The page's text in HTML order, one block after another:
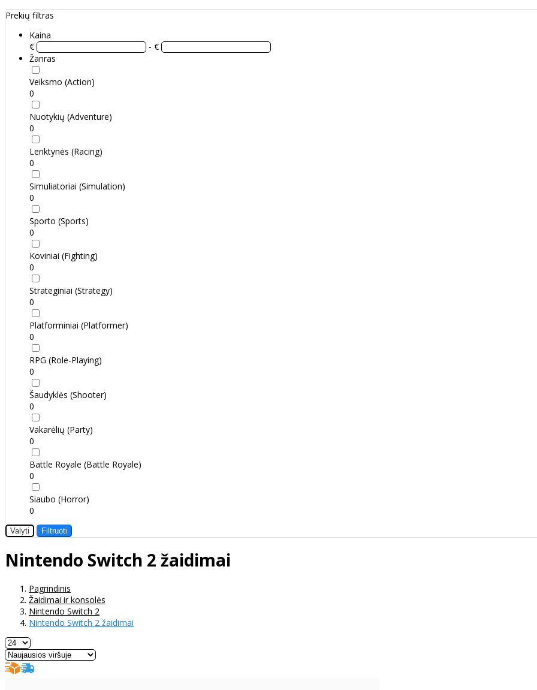
Prekių filtras
Kaina
€
- €
Žanras
Veiksmo (Action)
0
Nuotykių (Adventure)
0
Lenktynės (Racing)
0
Simuliatoriai (Simulation)
0
Sporto (Sports)
0
Koviniai (Fighting)
0
Strateginiai (Strategy)
0
Platforminiai (Platformer)
0
RPG (Role-Playing)
0
Šaudyklės (Shooter)
0
Vakarėlių (Party)
0
Battle Royale (Battle Royale)
0
Siaubo (Horror)
0
Valyti Filtruoti
Nintendo Switch 2 žaidimai
Pagrindinis
Žaidimai ir konsolės
Nintendo Switch 2
Nintendo Switch 2 žaidimai